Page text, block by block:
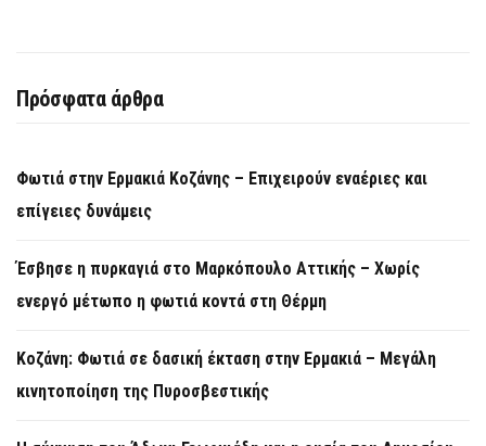
Πρόσφατα άρθρα
Φωτιά στην Ερμακιά Κοζάνης – Επιχειρούν εναέριες και
επίγειες δυνάμεις
Έσβησε η πυρκαγιά στο Μαρκόπουλο Αττικής – Χωρίς
ενεργό μέτωπο η φωτιά κοντά στη Θέρμη
Κοζάνη: Φωτιά σε δασική έκταση στην Ερμακιά – Μεγάλη
κινητοποίηση της Πυροσβεστικής